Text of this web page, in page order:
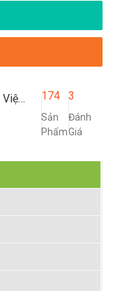
Trạm kết nối cung cầu - Viện nông nghiệp Thanh Hoá 174
Sản
Phẩm
3
Đánh
Giá